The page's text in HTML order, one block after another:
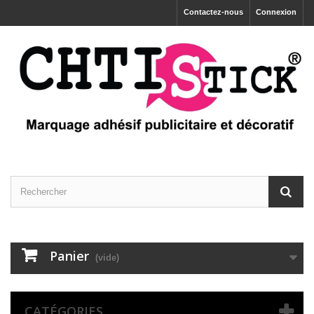
Connexion
Contactez-nous
Panier (vide)